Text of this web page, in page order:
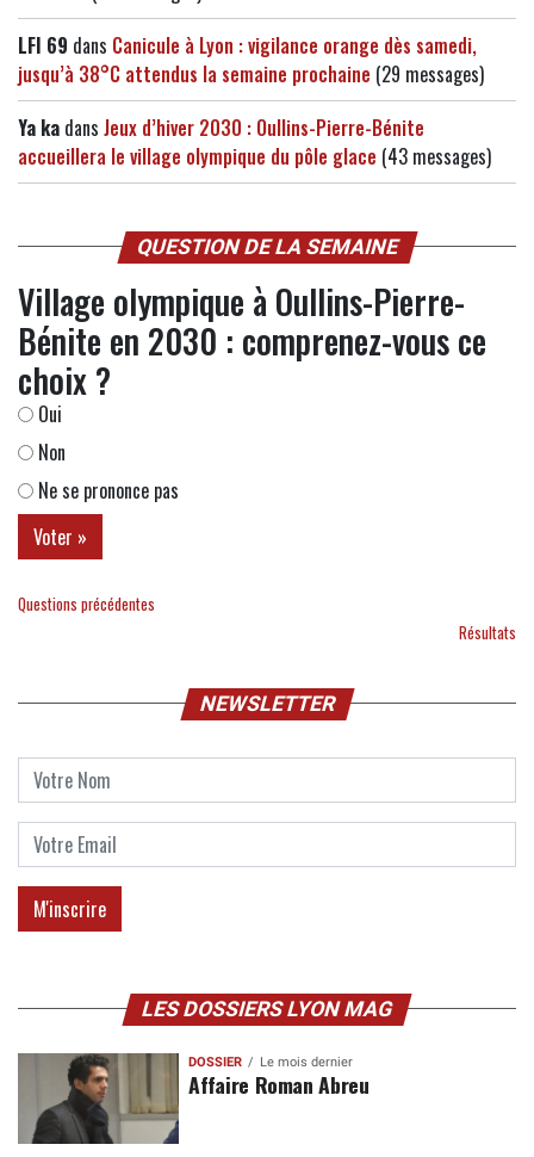
LFI 69 dans Canicule à Lyon : vigilance orange dès samedi,
jusqu’à 38°C attendus la semaine prochaine (29 messages)
Ya ka dans Jeux d’hiver 2030 : Oullins-Pierre-Bénite
accueillera le village olympique du pôle glace (43 messages)
QUESTION DE LA SEMAINE
Village olympique à Oullins-Pierre-
Bénite en 2030 : comprenez-vous ce
choix ?
Oui
Non
Ne se prononce pas
Questions précédentes
Résultats
NEWSLETTER
LES DOSSIERS LYON MAG
DOSSIER Le mois dernier
Affaire Roman Abreu